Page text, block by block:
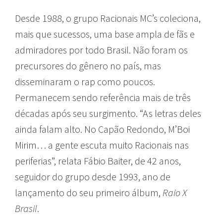
Desde 1988, o grupo Racionais MC’s coleciona,
mais que sucessos, uma base ampla de fãs e
admiradores por todo Brasil. Não foram os
precursores do gênero no país, mas
disseminaram o rap como poucos.
Permanecem sendo referência mais de três
décadas após seu surgimento. “As letras deles
ainda falam alto. No Capão Redondo, M’Boi
Mirim… a gente escuta muito Racionais nas
periferias”, relata Fábio Baiter, de 42 anos,
seguidor do grupo desde 1993, ano de
lançamento do seu primeiro álbum, Raio X
Brasil.